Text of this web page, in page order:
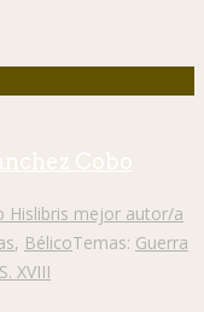
Cobo
Hislibris mejor autor/a
, BélicoTemas: Guerra
S. XVIII